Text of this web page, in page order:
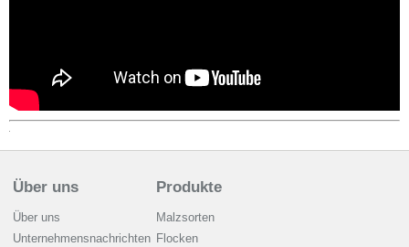
Über uns
Über uns
Unternehmensnachrichten
Produkte
Malzsorten
Flocken